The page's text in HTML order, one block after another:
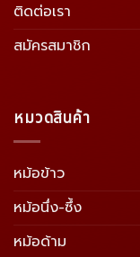
ติดต่อเรา
สมัครสมาชิก
หมวดสินค้า
หม้อข้าว
หม้อนึ่ง-ซึ้ง
หม้อด้าม